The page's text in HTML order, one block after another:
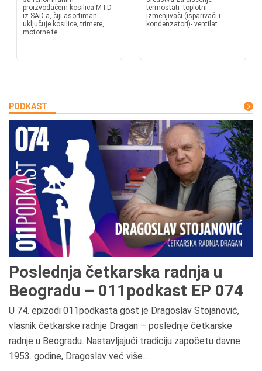
proizvođačem kosilica MTD
iz SAD-a, čiji asortiman
uključuje kosilice, trimere,
motorne te...
termostati- toplotni
izmenjivači (isparivači i
kondenzatori)- ventilat...
PODKAST
Poslednja četkarska radnja u
Beogradu – 011podkast EP 074
U 74. epizodi 011podkasta gost je Dragoslav Stojanović,
vlasnik četkarske radnje Dragan – poslednje četkarske
radnje u Beogradu. Nastavljajući tradiciju započetu davne
1953. godine, Dragoslav već više...